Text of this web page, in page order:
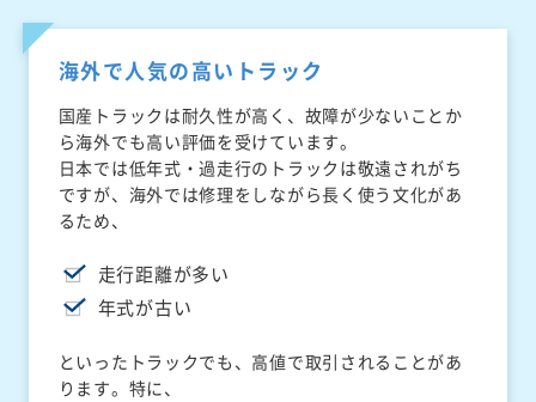
海外で人気の高いトラック
国産トラックは耐久性が高く、故障が少ないことか
ら海外でも高い評価を受けています。
日本では低年式・過走行のトラックは敬遠されがち
ですが、海外では修理をしながら長く使う文化があ
るため、
走行距離が多い
年式が古い
といったトラックでも、高値で取引されることがあ
ります。特に、